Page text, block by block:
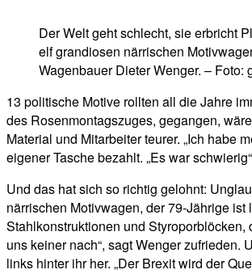
Der Welt geht schlecht, sie erbricht
elf grandiosen närrischen
Wagenbauer Dieter Wenger. – Foto:
13 politische Motive rollten all die Jahre
des Rosenmontagszuges, gegangen,
Material und Mitarbeiter teurer. „Ich habe
eigener Tasche bezahlt. „Es war
Und das hat sich so richtig gelohnt:
närrischen Motivwagen, der 79-Jährige
Stahlkonstruktionen und
uns keiner nach“, sagt Wenger
links hinter ihr her. „Der Brexit wird der